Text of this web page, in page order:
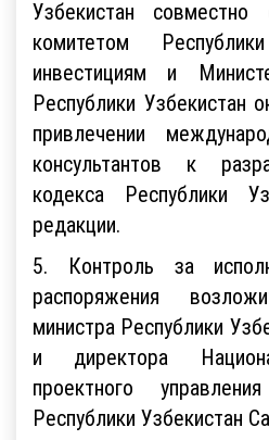
Узбекистан совместно
комитетом
инвестициям и
Республики Узбекистан
привлечении
консультантов к
кодекса Республики
редакции.
5. Контроль за
распоряжения
министра Республики
и директора
проектного
Республики Узбекистан